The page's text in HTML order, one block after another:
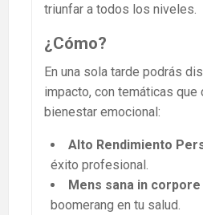
triunfar a todos los niveles.
¿Cómo?
En una sola tarde podrás
impacto, con temáticas que
bienestar emocional:
Alto Rendimiento
éxito profesional.
Mens sana in corpore
boomerang en tu salud.